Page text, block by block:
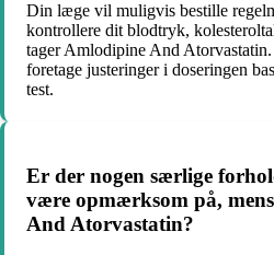
Din læge vil muligvis bestille
kontrollere dit blodtryk,
tager Amlodipine And
foretage justeringer i doseringen
test.
Er der nogen særlige
være opmærksom på,
And Atorvastatin?